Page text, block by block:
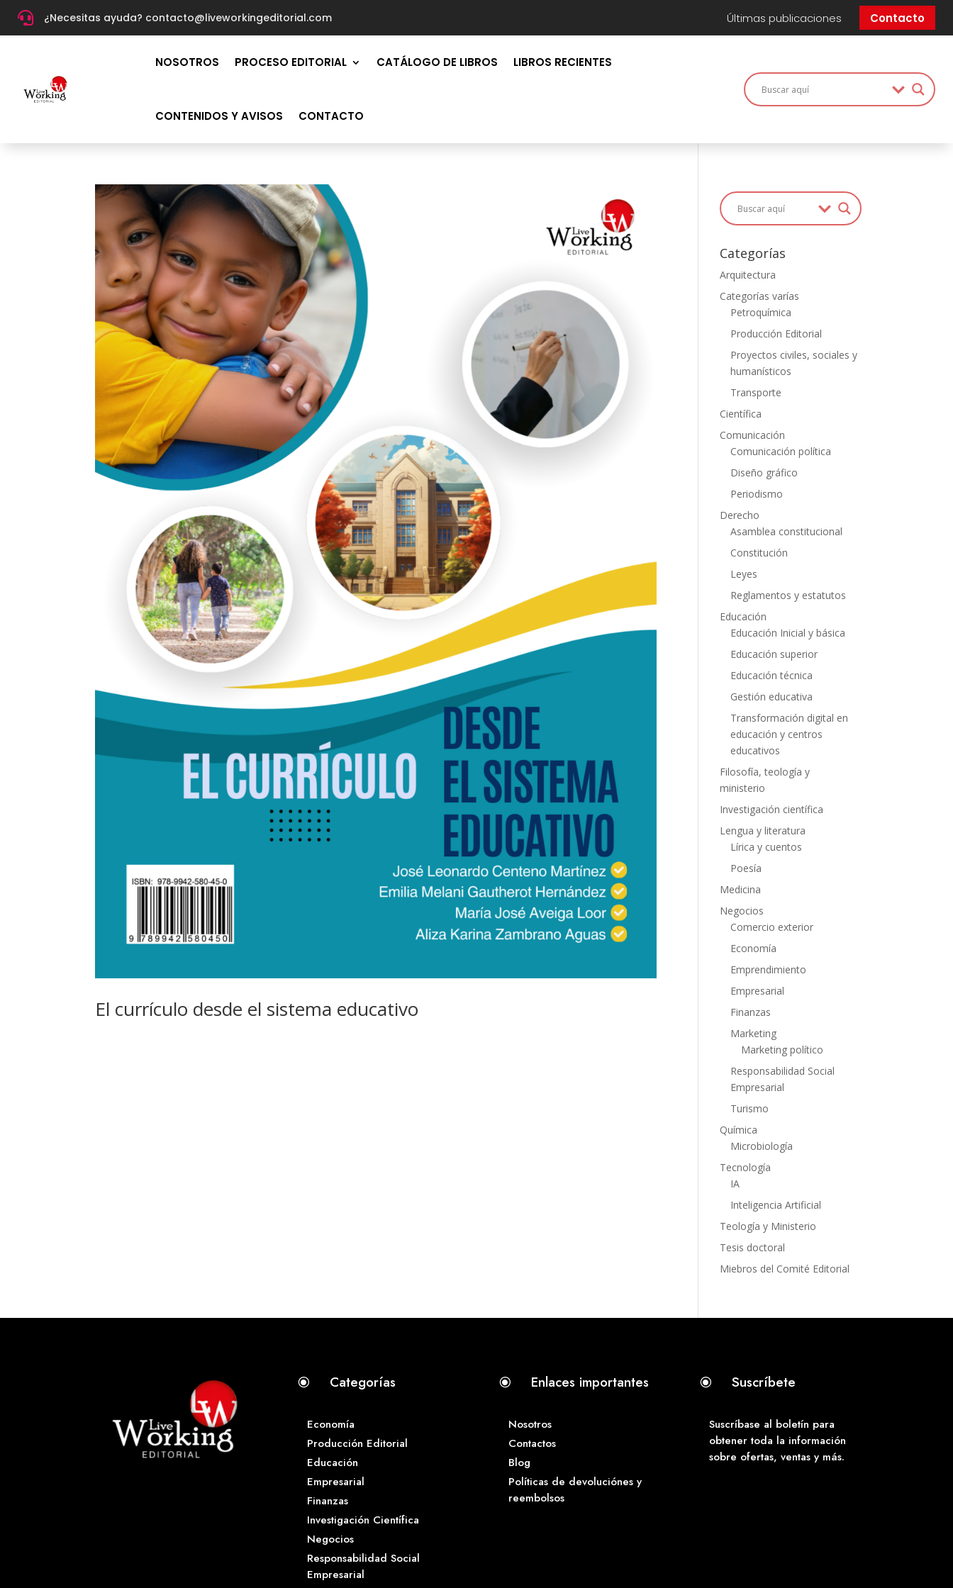
 ¿Necesitas ayuda? contacto@liveworkingeditorial.com Últimas publicaciones Contacto
NOSOTROS PROCESO EDITORIAL CATÁLOGO DE LIBROS LIBROS RECIENTES
CONTENIDOS Y AVISOS CONTACTO
El currículo desde el sistema educativo
Categorías
Arquitectura
Categorías varías
Petroquímica
Producción Editorial
Proyectos civiles, sociales y
humanísticos
Transporte
Científica
Comunicación
Comunicación política
Diseño gráfico
Periodismo
Derecho
Asamblea constitucional
Constitución
Leyes
Reglamentos y estatutos
Educación
Educación Inicial y básica
Educación superior
Educación técnica
Gestión educativa
Transformación digital en
educación y centros
educativos
Filosofía, teología y
ministerio
Investigación científica
Lengua y literatura
Lírica y cuentos
Poesía
Medicina
Negocios
Comercio exterior
Economía
Emprendimiento
Empresarial
Finanzas
Marketing
Marketing político
Responsabilidad Social
Empresarial
Turismo
Química
Microbiología
Tecnología
IA
Inteligencia Artificial
Teología y Ministerio
Tesis doctoral
Miebros del Comité Editorial
\ Categorías
Economía
Producción Editorial
Educación
Empresarial
Finanzas
Investigación Científica
Negocios
Responsabilidad Social
Empresarial
\ Enlaces importantes
Nosotros
Contactos
Blog
Políticas de devoluciónes y
reembolsos
\ Suscríbete
Suscríbase al boletín para
obtener toda la información
sobre ofertas, ventas y más.